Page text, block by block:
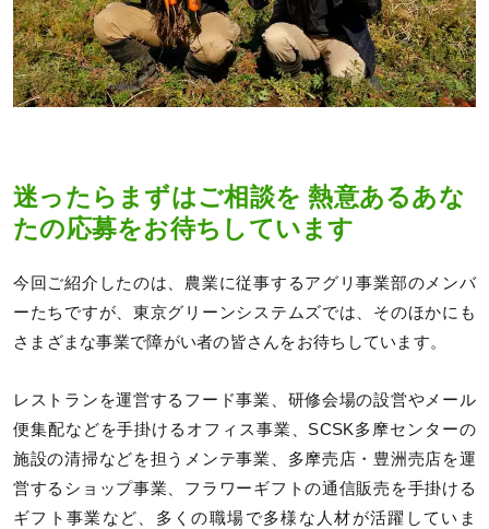
迷ったらまずはご相談を 熱意あるあな
たの応募をお待ちしています
今回ご紹介したのは、農業に従事するアグリ事業部のメンバ
ーたちですが、東京グリーンシステムズでは、そのほかにも
さまざまな事業で障がい者の皆さんをお待ちしています。
レストランを運営するフード事業、研修会場の設営やメール
便集配などを手掛けるオフィス事業、SCSK多摩センターの
施設の清掃などを担うメンテ事業、多摩売店・豊洲売店を運
営するショップ事業、フラワーギフトの通信販売を手掛ける
ギフト事業など、多くの職場で多様な人材が活躍していま